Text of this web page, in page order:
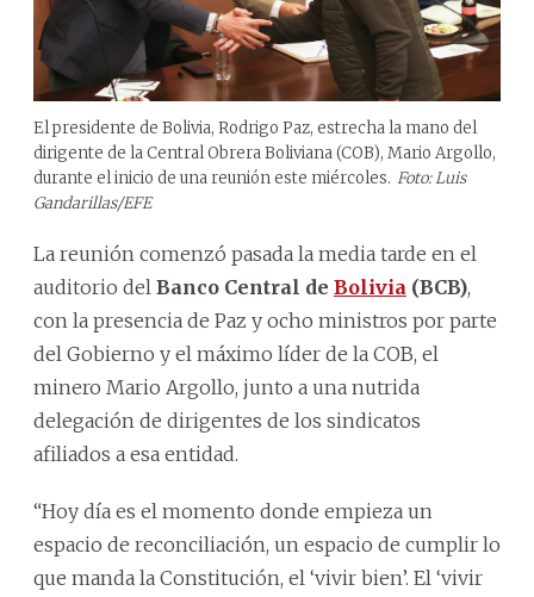
El presidente de Bolivia, Rodrigo Paz, estrecha la mano del
dirigente de la Central Obrera Boliviana (COB), Mario Argollo,
durante el inicio de una reunión este miércoles. Foto: Luis
Gandarillas/EFE
La reunión comenzó pasada la media tarde en el
auditorio del Banco Central de Bolivia (BCB),
con la presencia de Paz y ocho ministros por parte
del Gobierno y el máximo líder de la COB, el
minero Mario Argollo, junto a una nutrida
delegación de dirigentes de los sindicatos
afiliados a esa entidad.
“Hoy día es el momento donde empieza un
espacio de reconciliación, un espacio de cumplir lo
que manda la Constitución, el ‘vivir bien’. El ‘vivir